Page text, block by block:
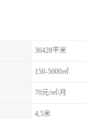
36428平米
150-5000㎡
70元/㎡/月
4,5米